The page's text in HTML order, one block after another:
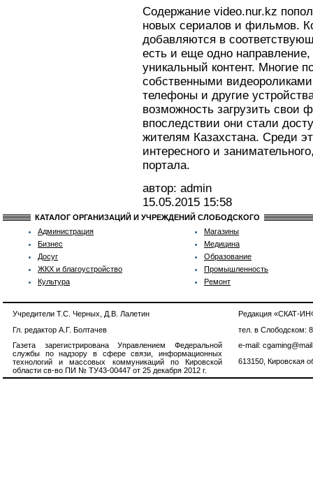
Содержание video.nur.kz
новых сериалов и фильмов.
добавляются в
есть и еще одно направление,
уникальный контент. Многие
собственными
телефоны и другие
возможность загрузить свои
впоследствии они стали
жителям Казахстана. Среди
интересного и
портала.
автор: admin
15.05.2015 15:58
КАТАЛОГ ОРГАНИЗАЦИЙ И УЧРЕЖДЕНИЙ СЛОБОДСКОГО
Администрация
Бизнес
Досуг
ЖКХ и благоустройство
Культура
Магазины
Медицина
Образование
Промышленность
Ремонт
Учредители Т.С. Черных, Д.В. Лалетин
Гл. редактор А.Г. Болтачев
Газета зарегистрирована Управлением Федеральной
службы по надзору в сфере связи, информационных
технологий и массовых коммуникаций по Кировской
области св-во ПИ № ТУ43-00447 от 25 декабря 2012 г.
Редакция «СКАТ-
тел. в Слободском:
e-mail:
613150, Кировская